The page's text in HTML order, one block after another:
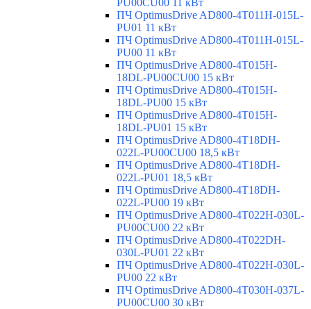
PU00CU00 11 кВт
ПЧ OptimusDrive AD800-4T011H-015L-
PU01 11 кВт
ПЧ OptimusDrive AD800-4T011H-015L-
PU00 11 кВт
ПЧ OptimusDrive AD800-4T015H-
18DL-PU00CU00 15 кВт
ПЧ OptimusDrive AD800-4T015H-
18DL-PU00 15 кВт
ПЧ OptimusDrive AD800-4T015H-
18DL-PU01 15 кВт
ПЧ OptimusDrive AD800-4T18DH-
022L-PU00CU00 18,5 кВт
ПЧ OptimusDrive AD800-4T18DH-
022L-PU01 18,5 кВт
ПЧ OptimusDrive AD800-4T18DH-
022L-PU00 19 кВт
ПЧ OptimusDrive AD800-4T022H-030L-
PU00CU00 22 кВт
ПЧ OptimusDrive AD800-4T022DH-
030L-PU01 22 кВт
ПЧ OptimusDrive AD800-4T022H-030L-
PU00 22 кВт
ПЧ OptimusDrive AD800-4T030H-037L-
PU00CU00 30 кВт